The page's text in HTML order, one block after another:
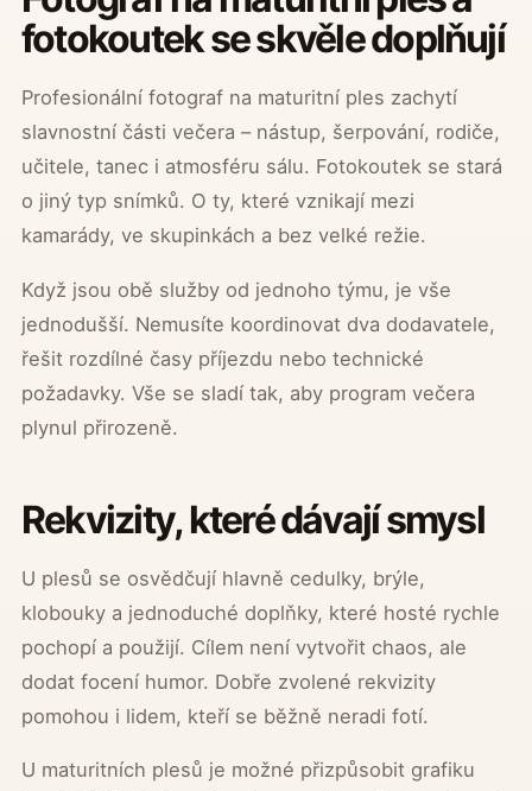
fotokoutek se skvěle doplňují
Profesionální fotograf na maturitní ples zachytí
slavnostní části večera – nástup, šerpování, rodiče,
učitele, tanec i atmosféru sálu. Fotokoutek se stará
o jiný typ snímků. O ty, které vznikají mezi
kamarády, ve skupinkách a bez velké režie.
Když jsou obě služby od jednoho týmu, je vše
jednodušší. Nemusíte koordinovat dva dodavatele,
řešit rozdílné časy příjezdu nebo technické
požadavky. Vše se sladí tak, aby program večera
plynul přirozeně.
Rekvizity, které dávají smysl
U plesů se osvědčují hlavně cedulky, brýle,
klobouky a jednoduché doplňky, které hosté rychle
pochopí a použijí. Cílem není vytvořit chaos, ale
dodat focení humor. Dobře zvolené rekvizity
pomohou i lidem, kteří se běžně neradi fotí.
U maturitních plesů je možné přizpůsobit grafiku